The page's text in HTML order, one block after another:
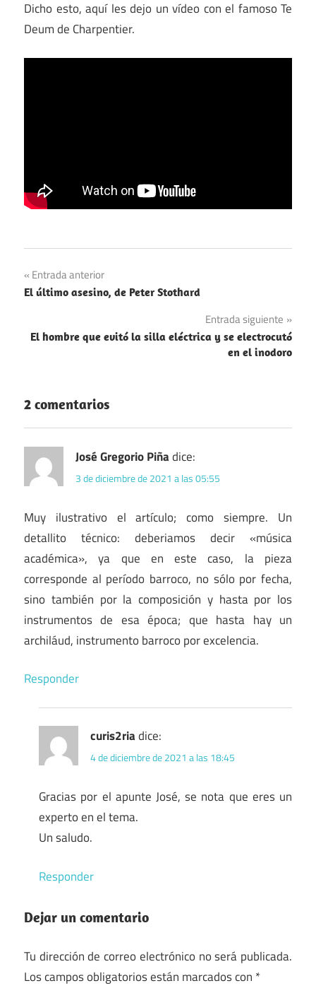
Dicho esto, aquí les dejo un vídeo con el famoso Te
Deum de Charpentier.
Música
Navegación
de
entradas
Entrada anterior
El último asesino, de Peter Stothard
Entrada siguiente
El hombre que evitó la silla eléctrica y se electrocutó
en el inodoro
2 comentarios
José Gregorio Piñadice:
3 de diciembre de 2021 a las 05:55
Muy ilustrativo el artículo; como siempre. Un
detallito técnico: deberiamos decir «música
académica», ya que en este caso, la pieza
corresponde al período barroco, no sólo por fecha,
sino también por la composición y hasta por los
instrumentos de esa época; que hasta hay un
archiláud, instrumento barroco por excelencia.
Responder
curis2ria dice:
4 de diciembre de 2021 a las 18:45
Gracias por el apunte José, se nota que eres un
experto en el tema.
Un saludo.
Responder
Dejar un comentario
Tu dirección de correo electrónico no será publicada.
Los campos obligatorios están marcados con *